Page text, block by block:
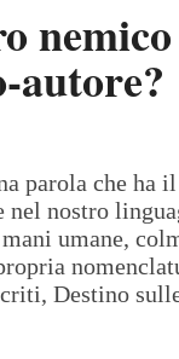
autore?
parola che ha il
nostro
umane,
Destino